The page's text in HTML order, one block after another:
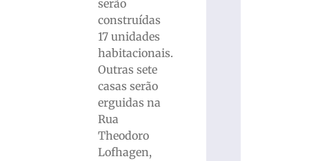
serão
construídas
17 unidades
habitacionais.
Outras sete
casas serão
erguidas na
Rua
Theodoro
Lofhagen,